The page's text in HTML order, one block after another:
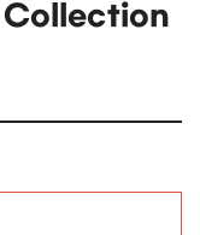
Collection